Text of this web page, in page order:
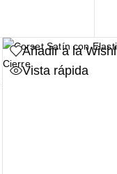
Añadir a la
Vista rápida